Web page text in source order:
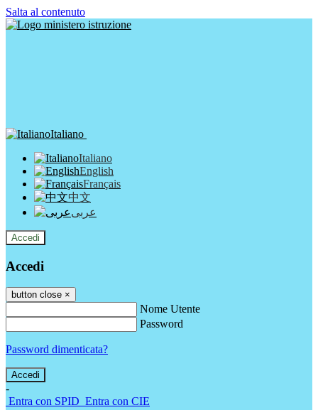
Salta al contenuto
Italiano
Italiano
English
Français
中文
عربى
Accedi
Accedi
button close ×
Nome Utente
Password
Password dimenticata?
-
Entra con SPID Entra con CIE